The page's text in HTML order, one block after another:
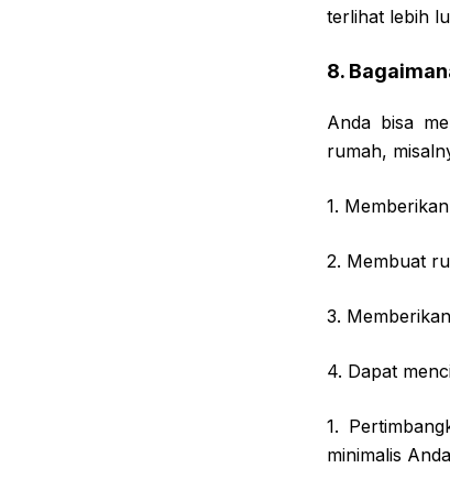
terlihat lebih
8.
Anda bisa
rumah,
1.
2. Membuat
3.
4. Dapat
1.
minimalis